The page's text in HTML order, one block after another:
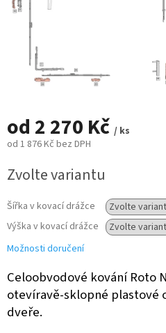
od 2 270 Kč / ks
od 1 876 Kč bez DPH
cena:
Zvolte variantu
Šířka v kovací drážce
Výška v kovací drážce
Možnosti doručení
Celoobvodové kování Roto
otevíravě-sklopné plastové
dveře.